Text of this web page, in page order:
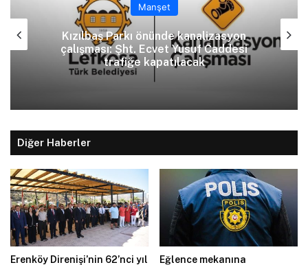
Manşet
Kızılbaş Parkı önünde kanalizasyon
çalışması: Şht. Ecvet Yusuf Caddesi
trafiğe kapatılacak
Diğer Haberler
Erenköy Direnişi’nin 62’nci yıl
Eğlence mekanına